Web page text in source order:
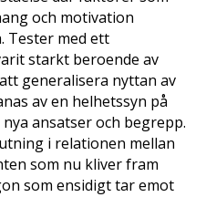
och motivation
Tester med ett
starkt beroende av
generalisera nyttan av
av en helhetssyn på
ansatser och begrepp.
i relationen mellan
som nu kliver fram
som ensidigt tar emot